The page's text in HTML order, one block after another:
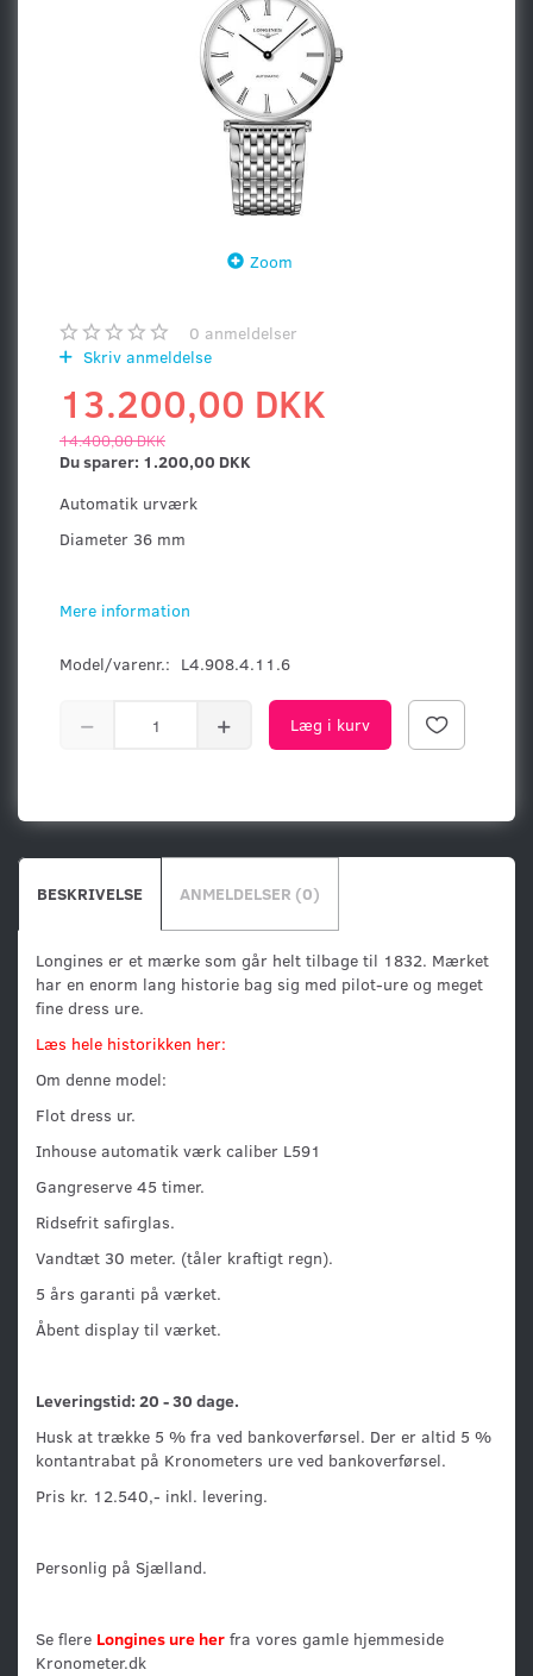
Zoom
0 anmeldelser
Skriv anmeldelse
13.200,00 DKK
14.400,00 DKK
Du sparer: 1.200,00 DKK
Automatik urværk
Diameter 36 mm
Mere information
Model/varenr.: L4.908.4.11.6
Læg i kurv
BESKRIVELSE ANMELDELSER (0)
Longines er et mærke som går helt tilbage til 1832. Mærket
har en enorm lang historie bag sig med pilot-ure og meget
fine dress ure.
Læs hele historikken her:
Om denne model:
Flot dress ur.
Inhouse automatik værk caliber L591
Gangreserve 45 timer.
Ridsefrit safirglas.
Vandtæt 30 meter. (tåler kraftigt regn).
5 års garanti på værket.
Åbent display til værket.
Leveringstid: 20 - 30 dage.
Husk at trække 5 % fra ved bankoverførsel. Der er altid 5 %
kontantrabat på Kronometers ure ved bankoverførsel.
Pris kr. 12.540,- inkl. levering.
Personlig på Sjælland.
Se flere Longines ure her fra vores gamle hjemmeside
Kronometer.dk